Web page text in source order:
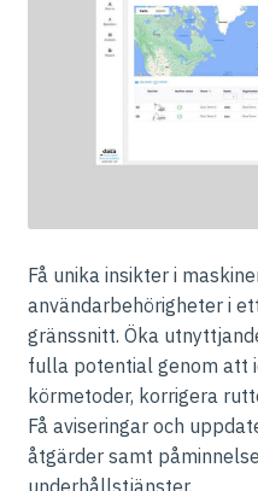
Få unika insikter i
användarbehörigheter i
gränssnitt. Öka
fulla potential genom att
körmetoder, korrigera
Få aviseringar och
åtgärder samt